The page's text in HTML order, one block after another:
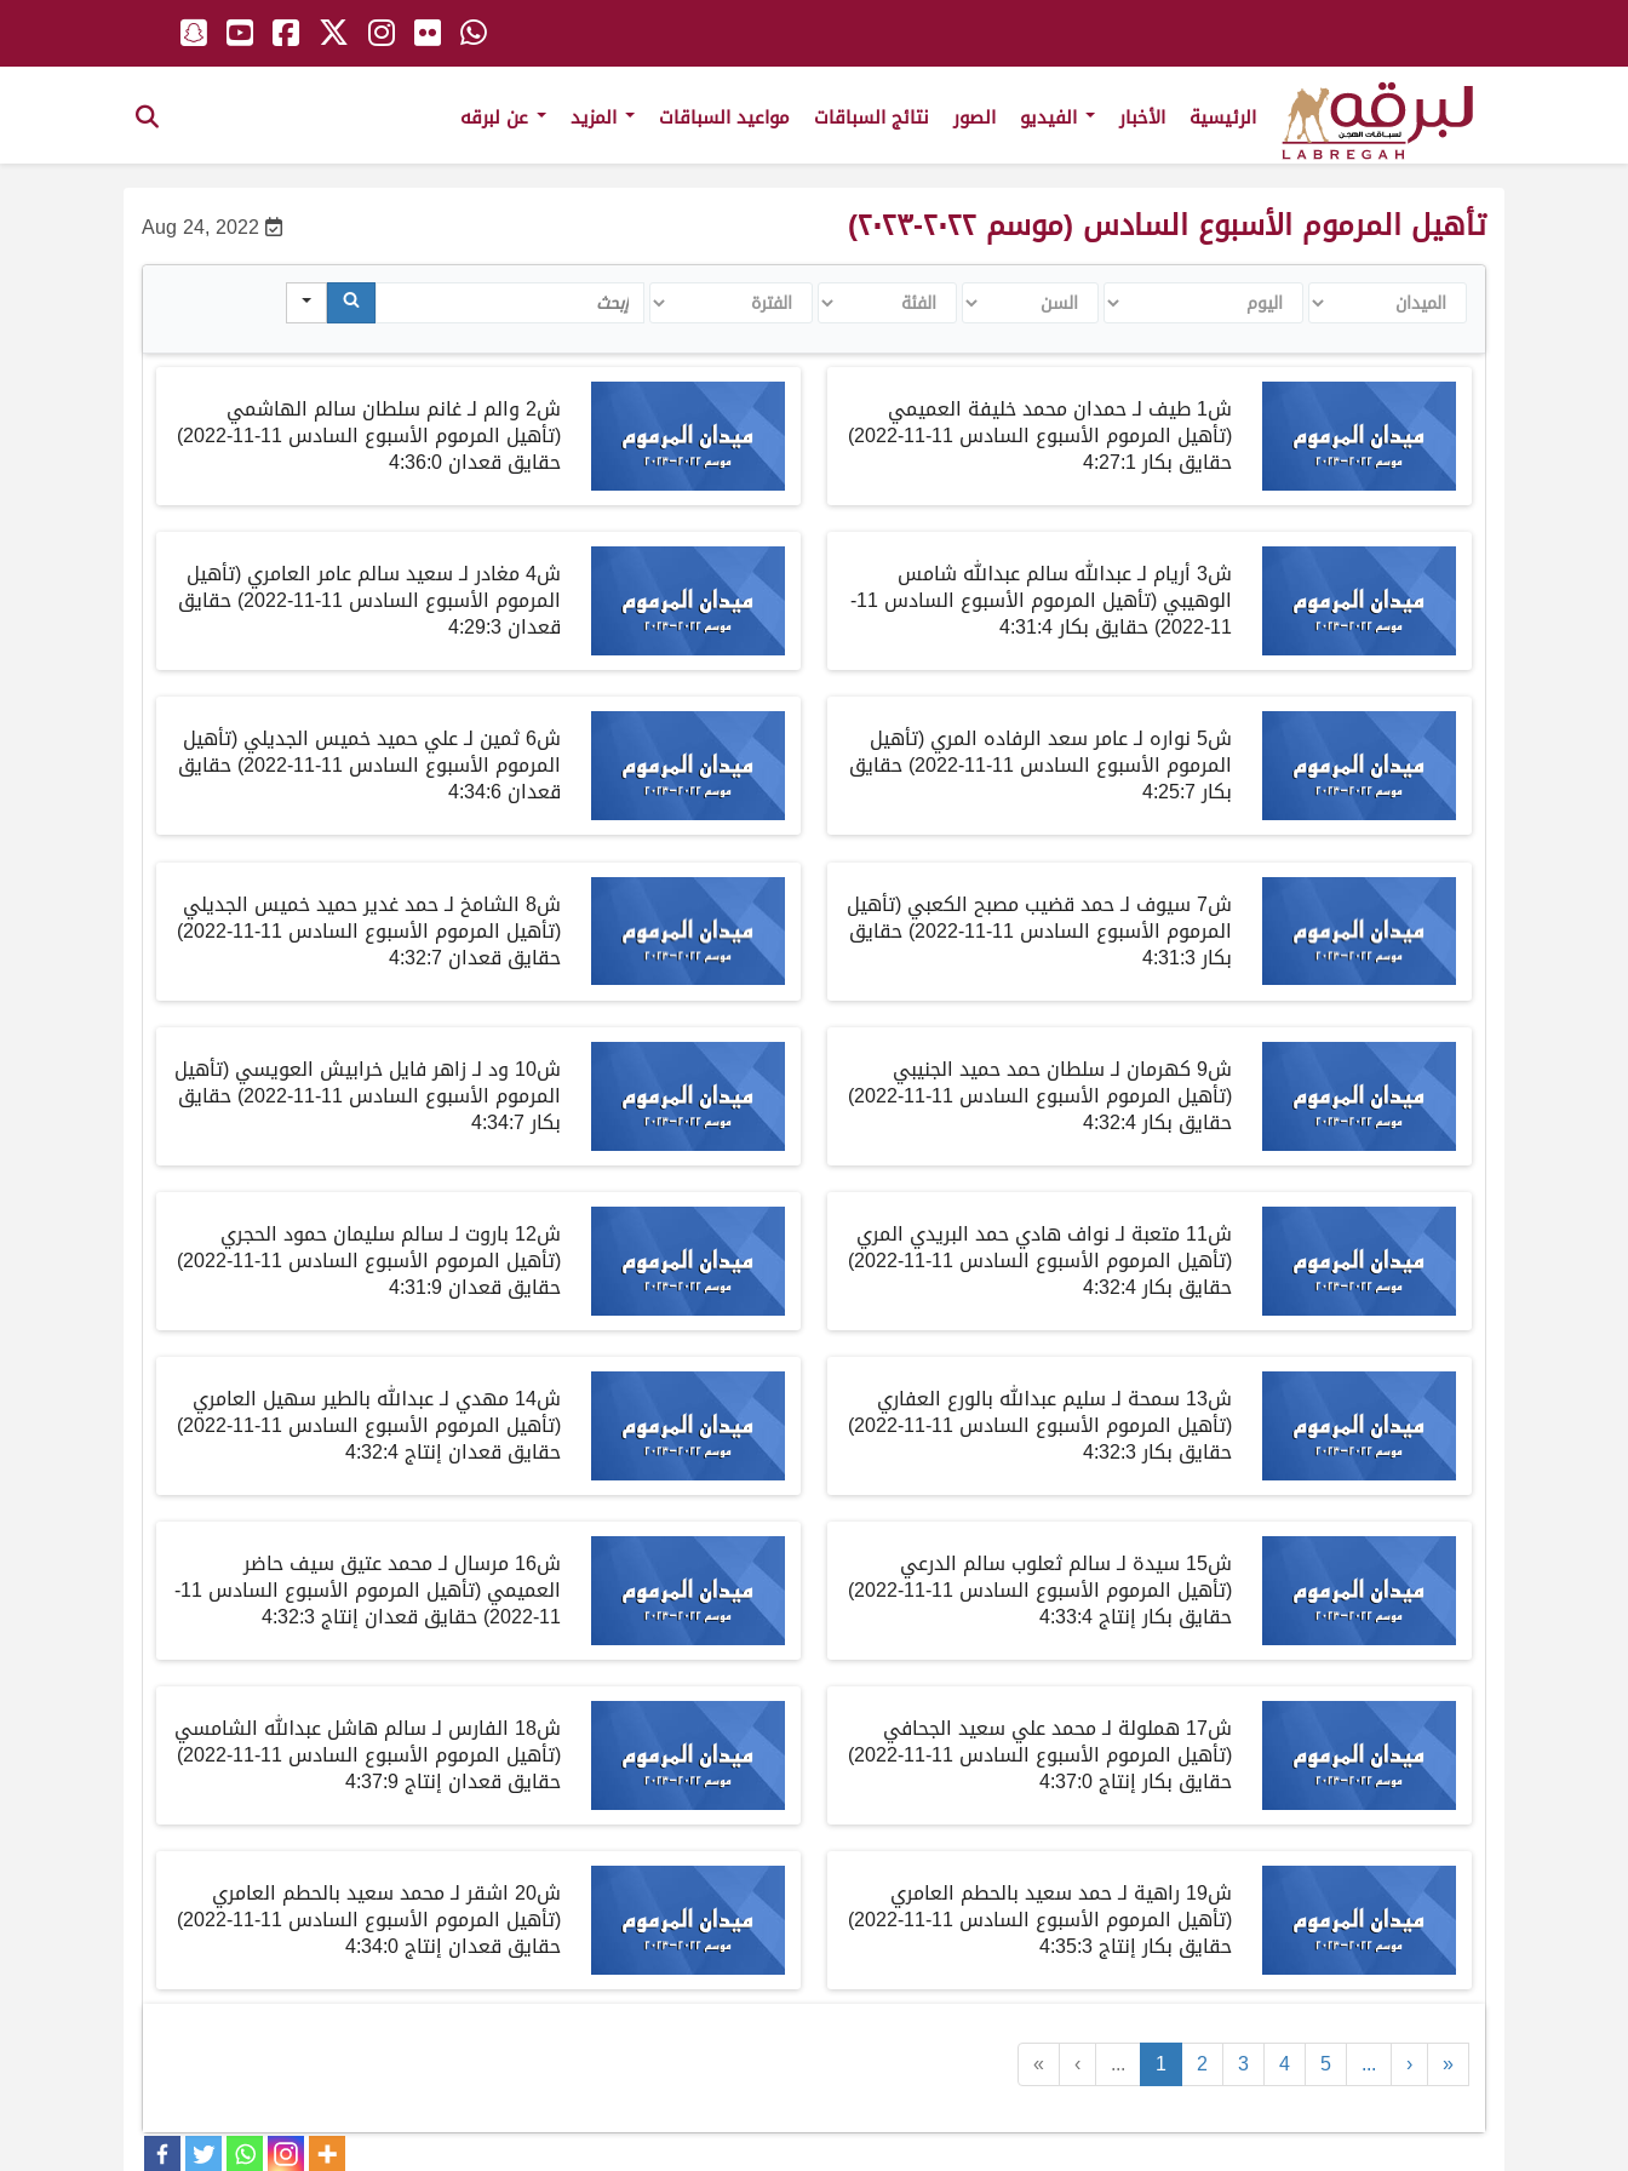
الرئيسية الأخبار الصور نتائج السباقات مواعيد السباقات
Aug 24, 2022 تأهيل المرموم الأسبوع السادس (موسم ٢٠٢٢-٢٠٢٣)
الميدان اليوم السن الفئة الفترة Search
« ‹ ... 1 2 3 4 5 ... › »
ش1 طيف لـحمدان محمد خليفة العميمي
(تأهيل المرموم الأسبوع السادس11-11-2022)
حقايق بكار4:27:1
ش2والم لـغانم سلطان سالم الهاشمي
(تأهيل المرموم الأسبوع السادس11-11-2022)
حقايق قعدان4:36:0
ش3أريام لـعبدالله سالم عبدالله شامس
الوهيبي(تأهيل المرموم الأسبوع السادس 11-
11-2022) حقايق بكار4:31:4
ش4مغادرلـسعيد سالم عامر العامري(تأهيل
المرموم الأسبوع السادس11-11-2022) حقايق
قعدان4:29:3
ش5نواره لـعامر سعد الرفاده المري(تأهيل
المرموم الأسبوع السادس11-11-2022) حقايق
بكار4:25:7
ش6ثمين لـعلي حميد خميس الجديلي(تأهيل
المرموم الأسبوع السادس11-11-2022) حقايق
قعدان4:34:6
ش7سيوف لـحمد قضيب مصبح الكعبي(تأهيل
المرموم الأسبوع السادس11-11-2022) حقايق
بكار4:31:3
ش8 الشامخلـحمد غدير حميد خميس الجديلي
(تأهيل المرموم الأسبوع السادس11-11-2022)
حقايق قعدان
ش9كهرمان لـسلطان حمد حميد الجنيبي
(تأهيل المرموم الأسبوع السادس11-11-2022)
حقايق بكار4:32:4
ش10 ودلـزاهر فايل خرابيش العويسي(تأهيل
المرموم الأسبوع السادس11-11-2022) حقايق
بكار4:34:7
ش11 متعبة لـنواف هادي حمد البريدي المري
(تأهيل المرموم الأسبوع السادس11-11-2022)
حقايق بكار4:32:4
ش12 باروت لـسالم سليمان حمود الحجري
(تأهيل المرموم الأسبوع السادس11-11-2022)
حقايق قعدان4:31:9
ش13 سمحة لـسليم عبدالله بالورع العفاري
(تأهيل المرموم الأسبوع السادس11-11-2022)
حقايق بكار4:32:3
ش14 مهدي لـعبدالله بالطير سهيل العامري
(تأهيل المرموم الأسبوع السادس11-11-2022)
حقايق قعدان إنتاج4:32:4
ش15 سيدة لـسالم ثعلوب سالم الدرعي
(تأهيل المرموم الأسبوع السادس11-11-2022)
حقايق بكار إنتاج4:33:4
ش16 مرسال لـمحمدعتيق سيف حاضر
العميمي(تأهيل المرموم الأسبوع السادس 11-
11-2022) حقايق قعدان إنتاج4:32:3
ش17 هملولة لـمحمد علي سعيد الجحافي
(تأهيل المرموم الأسبوع السادس11-11-2022)
حقايق بكار إنتاج4:37:0
ش18 الفارس لـسالم هاشل عبدالله الشامسي
(تأهيل المرموم الأسبوع السادس11-11-2022)
حقايق قعدان إنتاج4:37:9
ش19 راهية لـحمد سعيد بالحطم العامري
(تأهيل المرموم الأسبوع السادس11-11-2022)
حقايق بكار إنتاج4:35:3
ش20 اشقرلـمحمد سعيد بالحطم العامري
(تأهيل المرموم الأسبوع السادس11-11-2022)
حقايق قعدان إنتاج4:34:0